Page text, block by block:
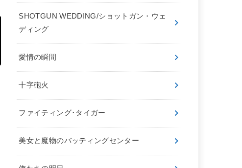
SHOTGUN WEDDING/ショットガン・ウェ
ディング
愛情の瞬間
十字砲火
ファイティング･タイガー
美女と魔物のバッティングセンター